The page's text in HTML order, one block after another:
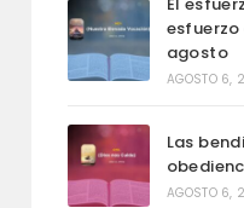
agosto
AGOSTO 6,
Las
AGOSTO 6,